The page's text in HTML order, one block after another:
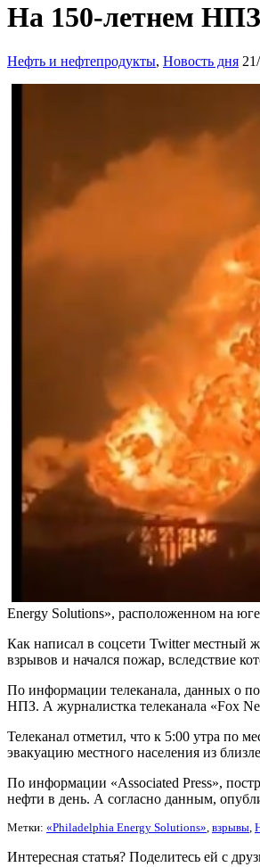
На 150-летнем
Нефть и нефтепродукты, Новость дня
Energy Solutions», расположенном на
Как написал в соцсети Twitter местный
взрывов и начался пожар, вследствие
По информации телеканала, данных о
НПЗ. А журналистка телеканала «Fox
Телеканал отметил, что к 5:00 утра по
эвакуацию местного населения из
По информации «Associated Press»,
нефти в день. А согласно данным,
Метки: «Philadelphia Energy Solutions», взрывы,
Интересная статья? Поделитесь ей с